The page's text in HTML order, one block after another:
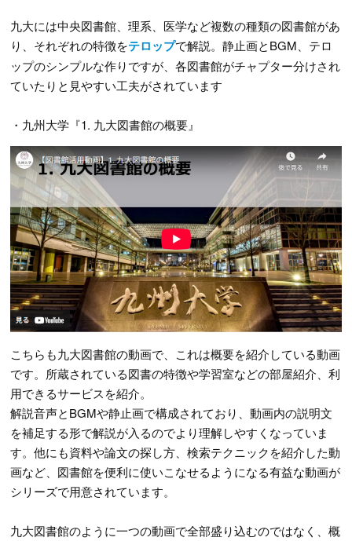
九大には中央図書館、理系、医学など複数の種類の図書館があ
り、それぞれの特徴をテロップで解説。静止画とBGM、テロ
ップのシンプルな作りですが、各図書館がチャプター分けされ
ていたりと見やすい工夫がされています
・九州大学『1. 九大図書館の概要』
こちらも九大図書館の動画で、これは概要を紹介している動画
です。所蔵されている図書の特徴や学習室などの部屋紹介、利
用できるサービスを紹介。
解説音声とBGMや静止画で構成されており、動画内の説明文
を補足する形で解説が入るのでより理解しやすくなっていま
す。他にも資料や論文の探し方、検索テクニックを紹介した動
画など、図書館を便利に使いこなせるようになる有益な動画が
シリーズで用意されています。
九大図書館のように一つの動画で全部盛り込むのではなく、概